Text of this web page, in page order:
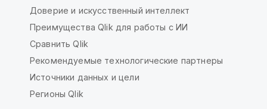
Доверие и искусственный интеллект
Преимущества Qlik для работы с ИИ
Сравнить Qlik
Рекомендуемые технологические партнеры
Источники данных и цели
Регионы Qlik